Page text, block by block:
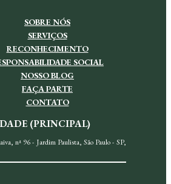
SOBRE NÓS
SERVIÇOS
RECONHECIMENTO
SOCIAL
NOSSO BLOG
FAÇA PARTE
CONTATO
(PRINCIPAL)
nª 96 - Jardim Paulista, São Paulo - SP,